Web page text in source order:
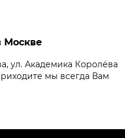
Москве
ул. Академика Королёва
мы всегда Вам